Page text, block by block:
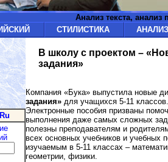
Анализ текста, анализ
СТИЛИСТИКА
В школу с проектом –
задания»
Компания «Бука» выпустила новые
задания» для учащихся 5-11 классов.
Электронные пособия призваны
выполнения даже самых сложных
полезны преподавателям и
всех основных учебников и учебных
изучаемым в 5-11 классах –
геометрии, физики.